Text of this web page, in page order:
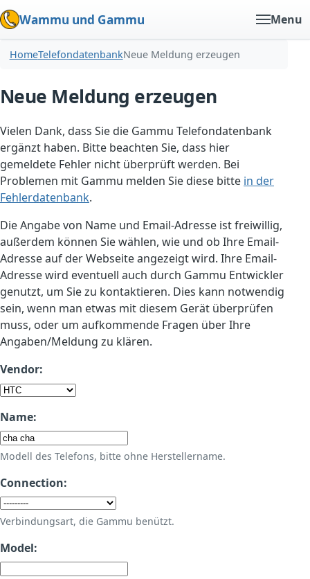
Wammu und Gammu Menu
HomeTelefondatenbankNeue Meldung erzeugen
Neue Meldung erzeugen
Vielen Dank, dass Sie die Gammu Telefondatenbank
ergänzt haben. Bitte beachten Sie, dass hier
gemeldete Fehler nicht überprüft werden. Bei
Problemen mit Gammu melden Sie diese bitte in der
Fehlerdatenbank.
Die Angabe von Name und Email-Adresse ist freiwillig,
außerdem können Sie wählen, wie und ob Ihre Email-
Adresse auf der Webseite angezeigt wird. Ihre Email-
Adresse wird eventuell auch durch Gammu Entwickler
genutzt, um Sie zu kontaktieren. Dies kann notwendig
sein, wenn man etwas mit diesem Gerät überprüfen
muss, oder um aufkommende Fragen über Ihre
Angaben/Meldung zu klären.
Vendor:
Name:
Modell des Telefons, bitte ohne Herstellername.
Connection:
Verbindungsart, die Gammu benützt.
Model: